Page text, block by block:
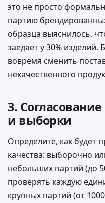
это не просто
партию
образца выяснилось,
заедает у 30%
вовремя сменить
некачественного
3.
и выборки
Определите, как будет
качества: выборочно
небольших партий (до
проверять каждую
крупных партий (от